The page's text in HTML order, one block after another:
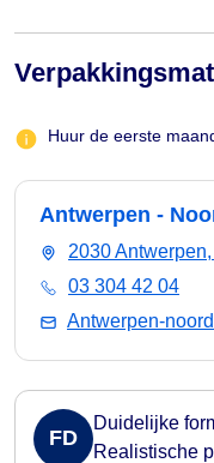
Huur de eerste
Antwerpen -
2030
03 304 42 04
Antwerpen-
FD
Duidelijke
Realistische